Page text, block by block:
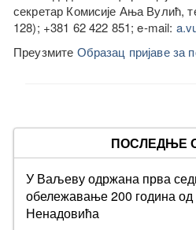
секретар Комисије Ања Вулић,
128); +381 62 422 851; e-mail:
Преузмите Образац пријаве за
ПОСЛЕДЊЕ
У Ваљеву одржана прва
обележавање 200 година
Ненадовића